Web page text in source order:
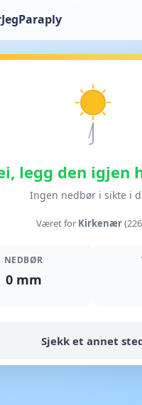
legg den igjen
Ingen nedbør i sikte i
Været for Kirkenær
NEDBØR
0 mm
Sjekk et annet